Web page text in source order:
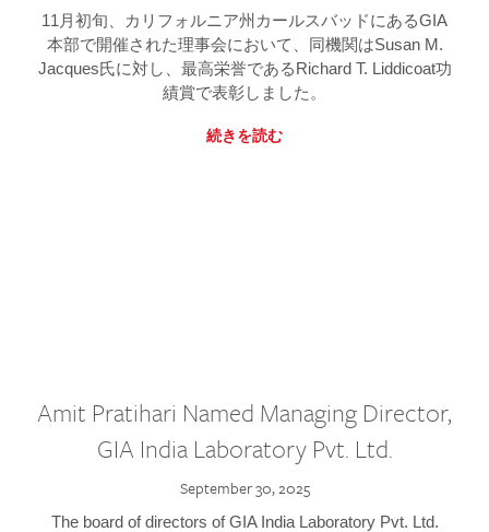
11月初旬、カリフォルニア州カールスバッドにあるGIA
本部で開催された理事会において、同機関はSusan M.
Jacques氏に対し、最高栄誉であるRichard T. Liddicoat功
績賞で表彰しました。
続きを読む
Amit Pratihari Named Managing Director,
GIA India Laboratory Pvt. Ltd.
September 30, 2025
The board of directors of GIA India Laboratory Pvt. Ltd.